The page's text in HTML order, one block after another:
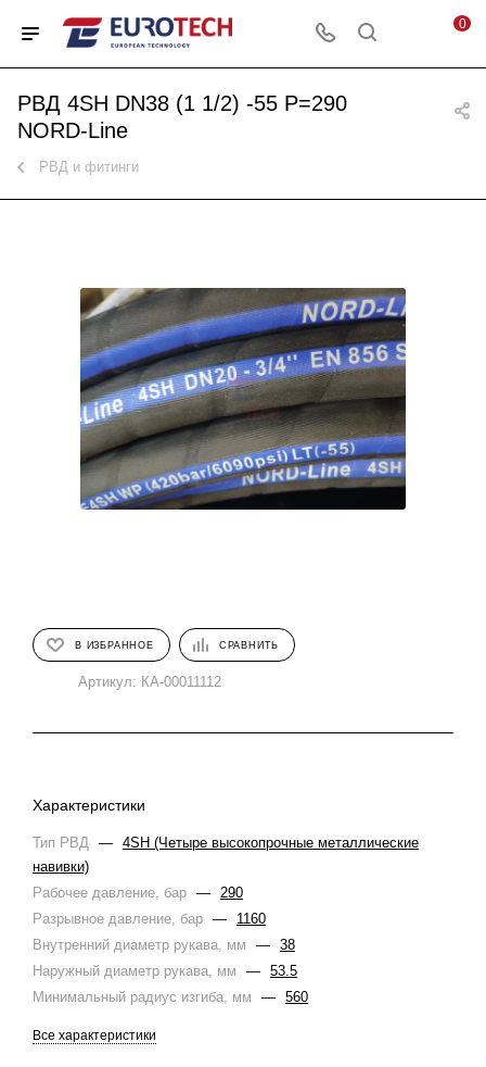
0
РВД 4SH DN38 (1 1/2) -55 P=290
NORD-Line
РВД и фитинги
В ИЗБРАННОЕ СРАВНИТЬ
Артикул: КА-00011112
Характеристики
Тип РВД — 4SH (Четыре высокопрочные металлические
навивки)
Рабочее давление, бар — 290
Разрывное давление, бар —
1160
Внутренний диаметр рукава, мм
— 38
Наружный диаметр рукава, мм
— 53.5
Минимальный радиус изгиба, мм
— 560
Все характеристики